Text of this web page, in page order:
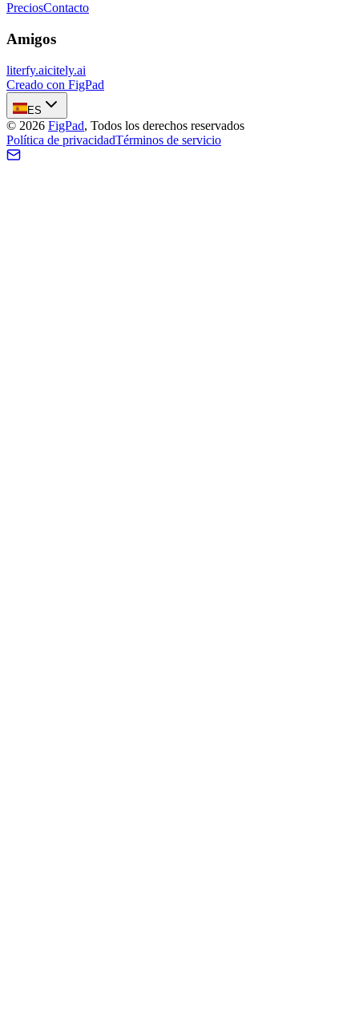
PreciosContacto
Amigos
literfy.aicitely.ai
Creado con FigPad
ES
© 2026 FigPad, Todos los derechos reservados
Política de privacidadTérminos de servicio